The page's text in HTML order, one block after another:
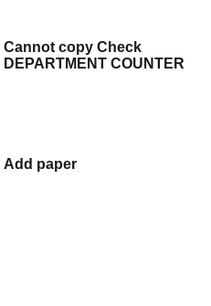
Cannot copy Check
DEPARTMENT COUNTER
Add paper